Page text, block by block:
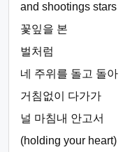
and shootings stars
꽃잎을 본
벌처럼
네 주위를 돌고 돌아
거침없이 다가가
널 마침내 안고서
(holding your heart)